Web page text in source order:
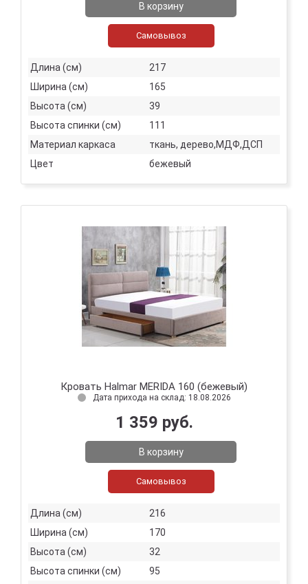
В корзину
Самовывоз
Длина (см)
217
Ширина (см)
165
Высота (см)
39
Высота спинки (см)
111
Материал каркаса
ткань, дерево,МДФ,ДСП
Цвет
бежевый
Кровать Halmar MERIDA 160 (бежевый)
Дата прихода на склад: 18.08.2026
1 359 руб.
В корзину
Самовывоз
Длина (см)
216
Ширина (см)
170
Высота (см)
32
Высота спинки (см)
95